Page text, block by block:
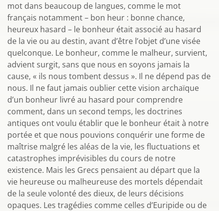
mot dans beaucoup de langues, comme le mot
français notamment – bon heur : bonne chance,
heureux hasard – le bonheur était associé au hasard
de la vie ou au destin, avant d’être l’objet d’une visée
quelconque. Le bonheur, comme le malheur, survient,
advient surgit, sans que nous en soyons jamais la
cause, « ils nous tombent dessus ». Il ne dépend pas de
nous. Il ne faut jamais oublier cette vision archaïque
d’un bonheur livré au hasard pour comprendre
comment, dans un second temps, les doctrines
antiques ont voulu établir que le bonheur était à notre
portée et que nous pouvions conquérir une forme de
maîtrise malgré les aléas de la vie, les fluctuations et
catastrophes imprévisibles du cours de notre
existence. Mais les Grecs pensaient au départ que la
vie heureuse ou malheureuse des mortels dépendait
de la seule volonté des dieux, de leurs décisions
opaques. Les tragédies comme celles d’Euripide ou de